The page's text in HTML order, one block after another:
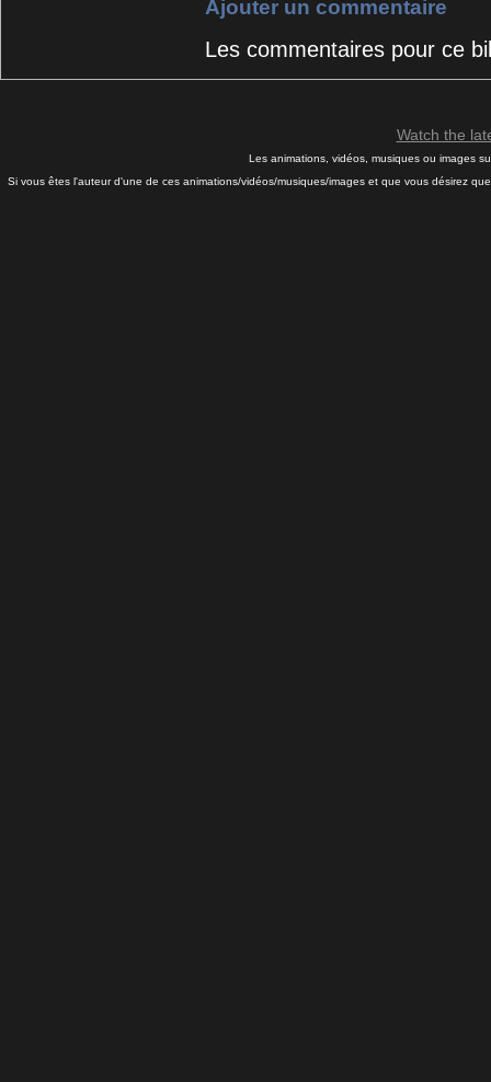
Ajouter un commentaire
Les commentaires pour ce
Watch the
Les animations, vidéos, musiques ou images
Si vous êtes l'auteur d'une de ces animations/vidéos/musiques/images et que vous désirez